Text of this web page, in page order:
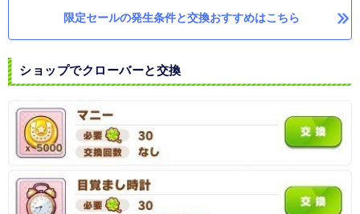
限定セールの発生条件と交換おすすめはこちら
ショップでクローバーと交換